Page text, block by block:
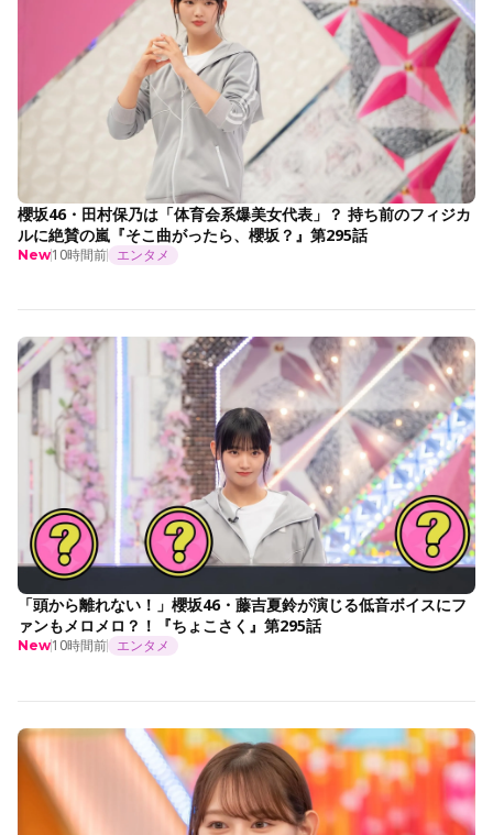
櫻坂46・田村保乃は「体育会系爆美女代表」？ 持ち前のフィジカ
ルに絶賛の嵐『そこ曲がったら、櫻坂？』第295話
New10時間前 エンタメ
「頭から離れない！」櫻坂46・藤吉夏鈴が演じる低音ボイスにフ
ァンもメロメロ？！『ちょこさく』第295話
New10時間前 エンタメ